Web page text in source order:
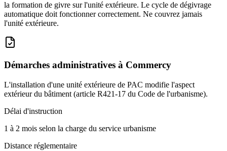
la formation de givre sur l'unité extérieure. Le cycle de dégivrage
automatique doit fonctionner correctement. Ne couvrez jamais
l'unité extérieure.
Démarches administratives à Commercy
L'installation d'une unité extérieure de PAC modifie l'aspect
extérieur du bâtiment (article R421-17 du Code de l'urbanisme).
Délai d'instruction
1 à 2 mois selon la charge du service urbanisme
Distance réglementaire